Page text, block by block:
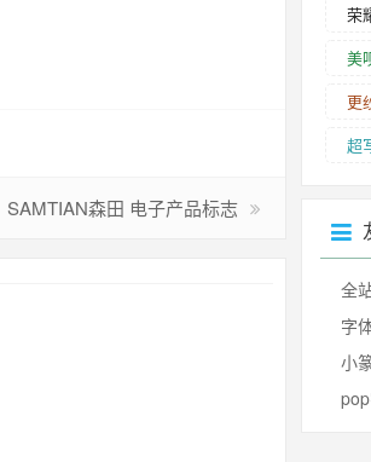
SAMTIAN森田 电子产品标志
荣
美
更
超
全
字
小